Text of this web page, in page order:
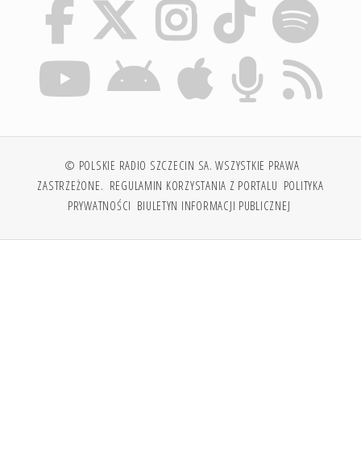
© POLSKIE RADIO SZCZECIN SA. WSZYSTKIE PRAWA
ZASTRZEŻONE. REGULAMIN KORZYSTANIA Z PORTALU POLITYKA
PRYWATNOŚCI BIULETYN INFORMACJI PUBLICZNEJ